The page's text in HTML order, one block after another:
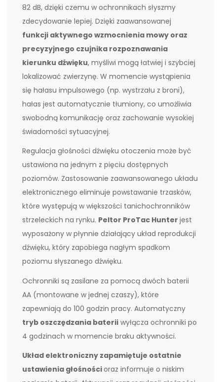
82 dB, dzięki czemu w ochronnikach słyszmy
zdecydowanie lepiej. Dzięki zaawansowanej
funkcji aktywnego wzmocnienia mowy oraz
precyzyjnego czujnika rozpoznawania
kierunku dźwięku, myśliwi mogą łatwiej i szybciej
lokalizować zwierzynę. W momencie wystąpienia
się hałasu impulsowego (np. wystrzału z broni),
hałas jest automatycznie tłumiony, co umożliwia
swobodną komunikację oraz zachowanie wysokiej
świadomości sytuacyjnej.
Regulacja głośności dźwięku otoczenia może być
ustawiona na jednym z pięciu dostępnych
poziomów. Zastosowanie zaawansowanego układu
elektronicznego eliminuje powstawanie trzasków,
które występują w większości tanichochronników
strzeleckich na rynku. Peltor ProTac Hunter jest
wyposażony w płynnie działający układ reprodukcji
dźwięku, który zapobiega nagłym spadkom
poziomu słyszanego dźwięku.
Ochronniki są zasilane za pomocą dwóch baterii
AA (montowane w jednej czaszy), które
zapewniają do 100 godzin pracy. Automatyczny
tryb oszczędzania baterii wyłącza ochronniki po
4 godzinach w momencie braku aktywności.
Układ elektroniczny zapamiętuje ostatnie
ustawienia głośnościoraz informuje o niskim